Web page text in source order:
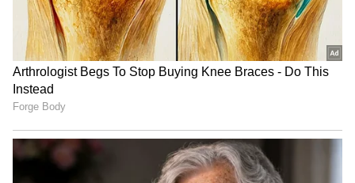
ஓம் தமோகணனே போற்றி